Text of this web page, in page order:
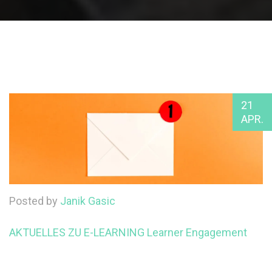
21
APR.
Posted by Janik Gasic
AKTUELLES ZU E-LEARNING Learner Engagement